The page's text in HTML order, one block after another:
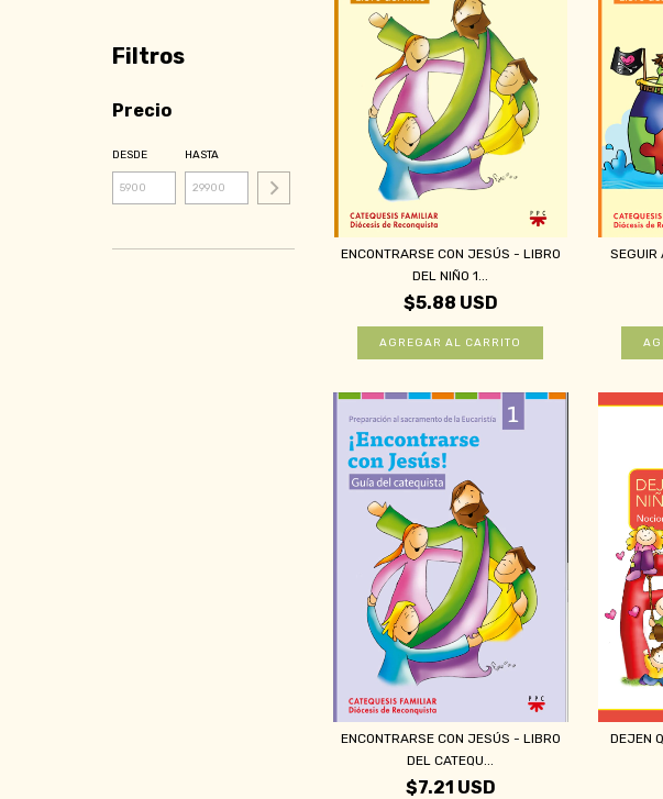
Filtros
Precio
DESDE HASTA
ENCONTRARSE CON JESÚS - LIBRO
DEL NIÑO 1...
$5.88 USD
SEGUIR
ENCONTRARSE CON JESÚS - LIBRO
DEL CATEQU...
$7.21 USD
DEJEN